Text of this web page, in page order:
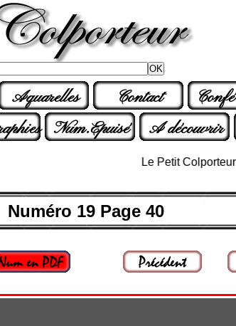
Aquarelles Contact
Num.Epuisé A découvrir
Le Petit Colporteur n°
Numéro 19 Page 40